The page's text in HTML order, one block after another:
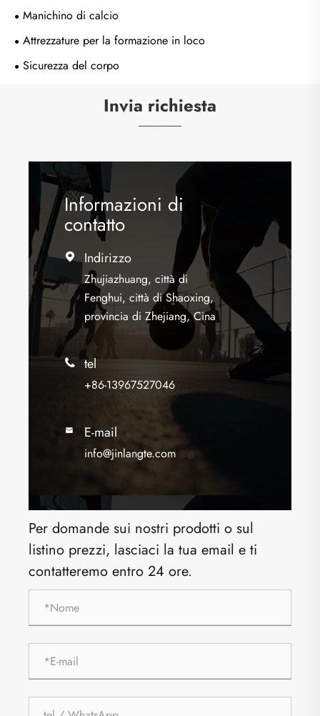
Manichino di calcio
Attrezzature per la formazione in loco
Sicurezza del corpo
Invia richiesta
Informazioni di
contatto
 Indirizzo
Zhujiazhuang, città di
Fenghui, città di Shaoxing,
provincia di Zhejiang, Cina
 tel
+86-13967527046
 E-mail
info@jinlangte.com
Per domande sui nostri prodotti o sul
listino prezzi, lasciaci la tua email e ti
contatteremo entro 24 ore.